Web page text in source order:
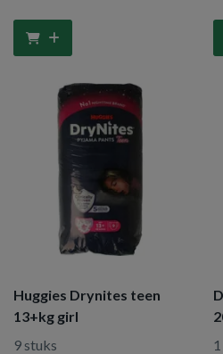
Huggies Drynites teen
13+kg girl
9 stuks